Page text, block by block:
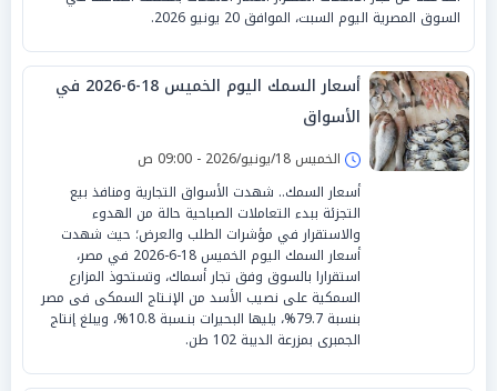
السوق المصرية اليوم السبت، الموافق 20 يونيو 2026.
أسعار السمك اليوم الخميس 18-6-2026 في
الأسواق
الخميس 18/يونيو/2026 - 09:00 ص
أسعار السمك.. شهدت الأسواق التجارية ومنافذ بيع
التجزئة ببدء التعاملات الصباحية حالة من الهدوء
والاستقرار في مؤشرات الطلب والعرض؛ حيث شهدت
أسعار السمك اليوم الخميس 18-6-2026 في مصر،
استقرارا بالسوق وفق تجار أسماك، وتستحوذ المزارع
السمكية على نصيب الأسد من الإنـتاج السمكى فى مصر
بنسبة 79.7%، يليها البحيرات بنـسبة 10.8%، ويبلغ إنتاج
الجمبرى بمزرعة الديبة 102 طن.